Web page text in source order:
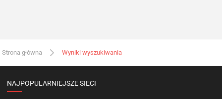
Strona główna Wyniki wyszukiwania
NAJPOPULARNIEJSZE SIECI